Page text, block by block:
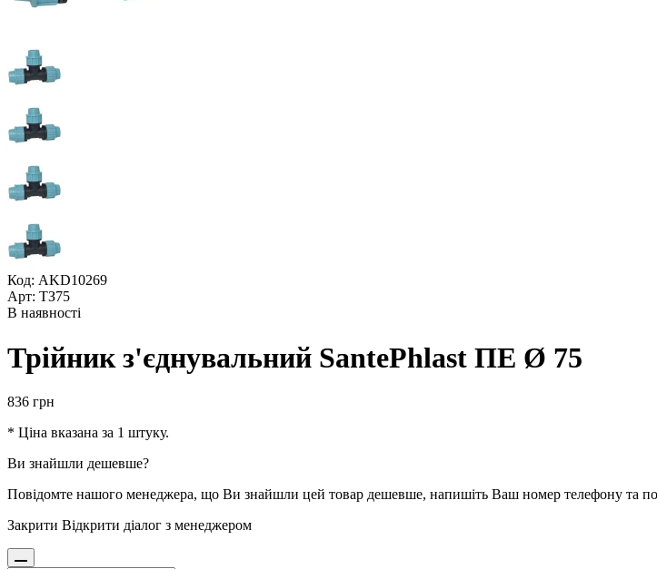
Код: AKD10269
Арт: ТЗ75
В наявності
Трійник з'єднувальний SantePhlast ПЕ Ø 75
836 грн
* Ціна вказана за 1 штуку.
Ви знайшли дешевше?
Повідомте нашого менеджера, що Ви знайшли цей товар дешевше, напишіть Ваш номер телефону
Закрити Відкрити діалог з менеджером